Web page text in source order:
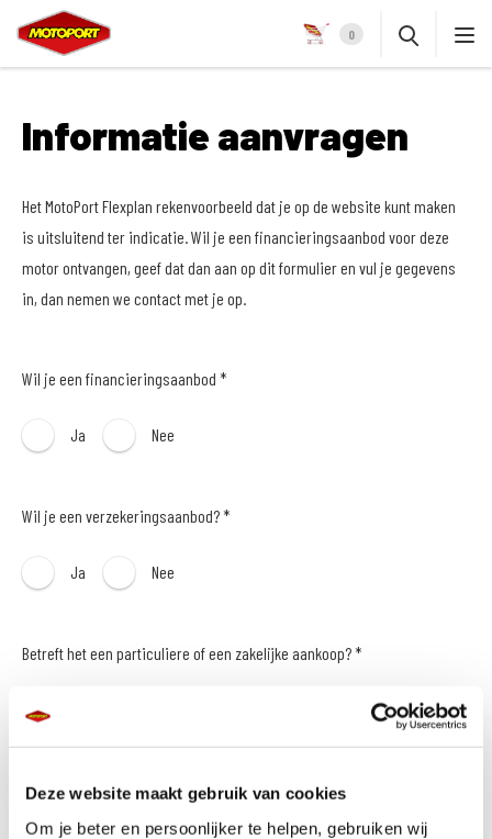
Deze website maakt gebruik van cookies
Om je beter en persoonlijker te helpen, gebruiken wij
0
Informatie aanvragen
Het MotoPort Flexplan rekenvoorbeeld dat je op de website kunt maken
is uitsluitend ter indicatie. Wil je een financieringsaanbod voor deze
motor ontvangen, geef dat dan aan op dit formulier en vul je gegevens
in, dan nemen we contact met je op.
Wil je een financieringsaanbod *
Ja Nee
Wil je een verzekeringsaanbod? *
Ja Nee
Betreft het een particuliere of een zakelijke aankoop? *